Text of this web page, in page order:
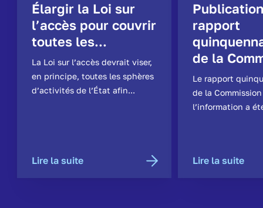
Élargir la Loi sur
l’accès pour couvrir
toutes les...
La Loi sur l’accès devrait viser,
en principe, toutes les sphères
d’activités de l’État afin...
Lire la suite
rapport
de la
Le rapport
de la Commission
l’information a
Lire la suite